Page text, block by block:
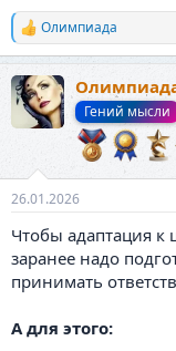
Р
е
к
ц
Олимпиада
Гений мысли
26.01.2026
Чтобы адаптация
заранее надо
принимать
А для этого: